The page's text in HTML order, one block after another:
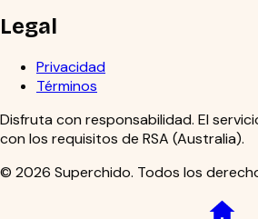
Legal
Privacidad
Términos
Disfruta con responsabilidad. El
con los requisitos de RSA (Australia).
© 2026 Superchido. Todos los